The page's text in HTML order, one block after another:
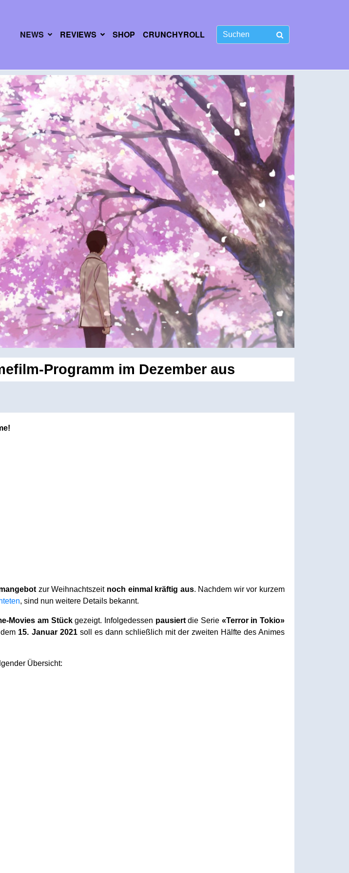
NEWS REVIEWS SHOP CRUNCHYROLL
Programm im Dezember aus
zur Weihnachtszeit noch einmal kräftig aus. Nachdem wir vor kurzem
, sind nun weitere Details bekannt.
Movies am Stückgezeigt. Infolgedessen pausiertdie Serie «Terror in Tokio»
15. Januar 2021soll es dann schließlich mit der zweiten Hälfte des Animes
Übersicht: